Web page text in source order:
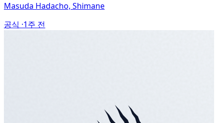
Masuda Hadacho, Shimane
공식 ·1주 전